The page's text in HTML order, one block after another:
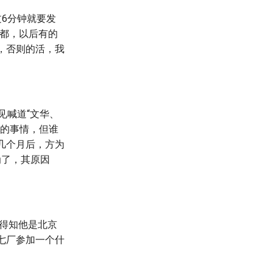
分钟就要发
，以后有的
否则的活，我
道“文华、
事情，但谁
个月后，方为
，其原因
知他是北京
厂参加一个什